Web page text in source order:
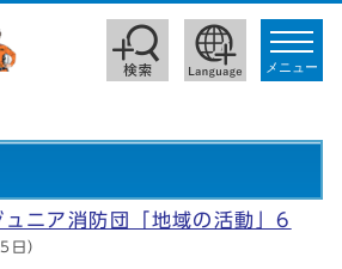
toggle
メニュー
ニア消防団「地域の活動」6
日）